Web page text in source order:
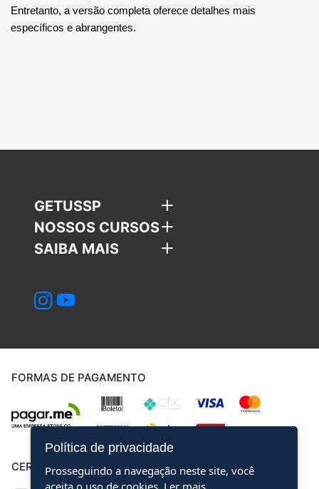
Entretanto, a versão completa oferece detalhes mais
específicos e abrangentes.
GETUSSP
NOSSOS CURSOS
SAIBA MAIS
FORMAS DE PAGAMENTO
CERTIFICADOS
Política de privacidade
Prosseguindo a navegação neste site, você
aceita o uso de cookies. Ler mais